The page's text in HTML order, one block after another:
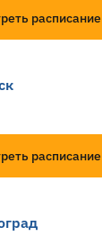
расписание
расписание